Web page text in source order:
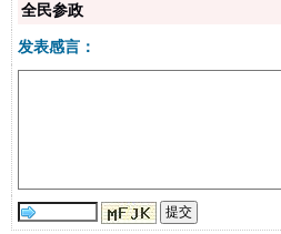
全民参政
发表感言：